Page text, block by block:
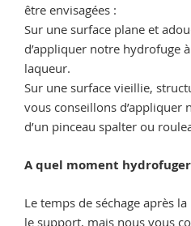
être envisagées :
Sur une surface plane et
d’appliquer notre hydrofuge à
laqueur.
Sur une surface vieillie,
vous conseillons d’appliquer
d’un pinceau spalter ou
A quel moment
Le temps de séchage après
le support, mais nous vous